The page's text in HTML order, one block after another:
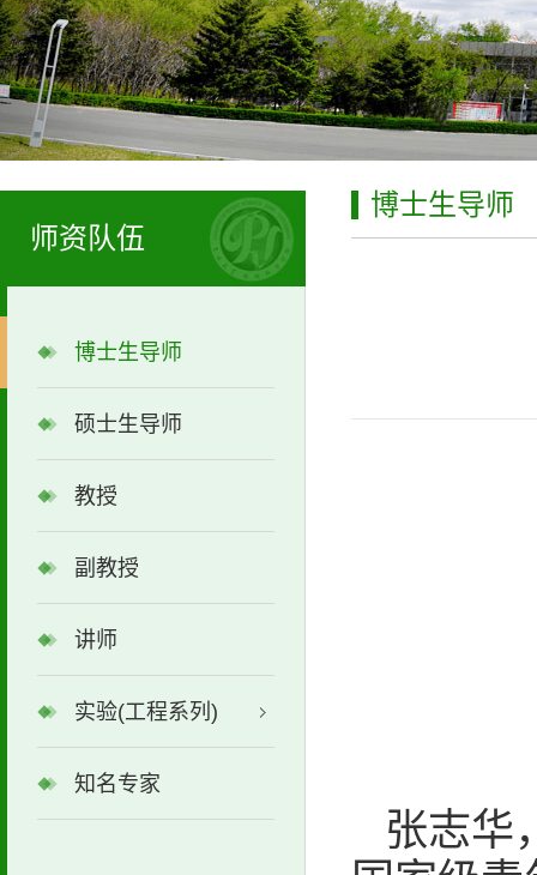
师资队伍
博士生导师
硕士生导师
教授
副教授
讲师
实验(工程系列)
知名专家
博士生导师
张志华